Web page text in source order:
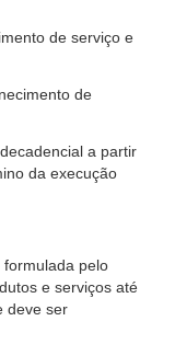
de serviço e
de
a partir
da execução
pelo
e serviços até
deve ser